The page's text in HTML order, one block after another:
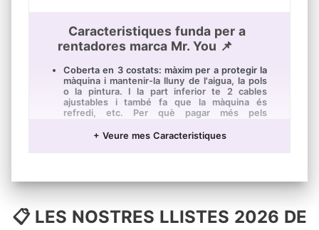
Caracteristiques funda per a
rentadores marca Mr. You 📌
Coberta en 3 costats: màxim per a protegir la
màquina i mantenir-la lluny de l'aigua, la pols
o la pintura. I la part inferior te 2 cables
ajustables i també fa que la màquina és
refredi, etc. Per què pagar més pels
quan aquests casos funcionin perfectament?
front i no és necessita portar la coberta.
convenient rentar la roba i protegir la
màquina.
+ Veure mes Caracteristiques
📋 LES NOSTRES LLISTES 2026 DE